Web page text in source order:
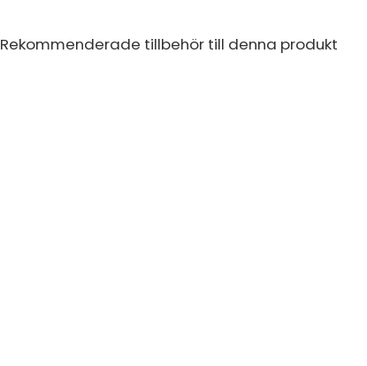
Rekommenderade tillbehör till denna produkt